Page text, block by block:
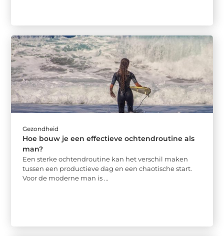
Gezondheid
Hoe bouw je een effectieve ochtendroutine als
man?
Een sterke ochtendroutine kan het verschil maken
tussen een productieve dag en een chaotische start.
Voor de moderne man is ...